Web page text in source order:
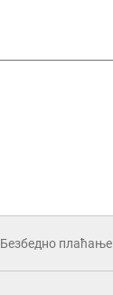
Безбедно плаћање